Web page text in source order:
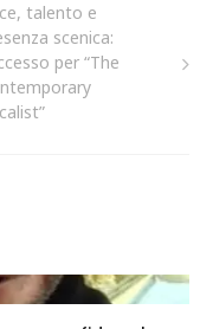
talento e
scenica:
per “The